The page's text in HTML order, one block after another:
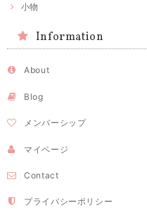
小物
Information
About
Blog
メンバーシップ
マイページ
Contact
プライバシーポリシー